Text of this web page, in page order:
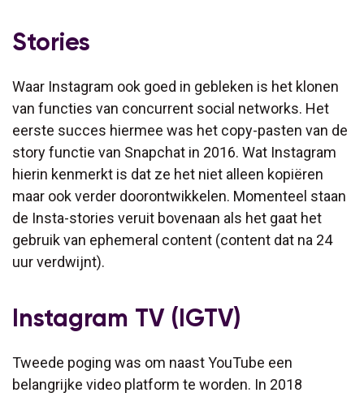
Stories
Waar Instagram ook goed in gebleken is het klonen
van functies van concurrent social networks. Het
eerste succes hiermee was het copy-pasten van de
story functie van Snapchat in 2016. Wat Instagram
hierin kenmerkt is dat ze het niet alleen kopiëren
maar ook verder doorontwikkelen. Momenteel staan
de Insta-stories veruit bovenaan als het gaat het
gebruik van ephemeral content (content dat na 24
uur verdwijnt).
Instagram TV (IGTV)
Tweede poging was om naast YouTube een
belangrijke video platform te worden. In 2018